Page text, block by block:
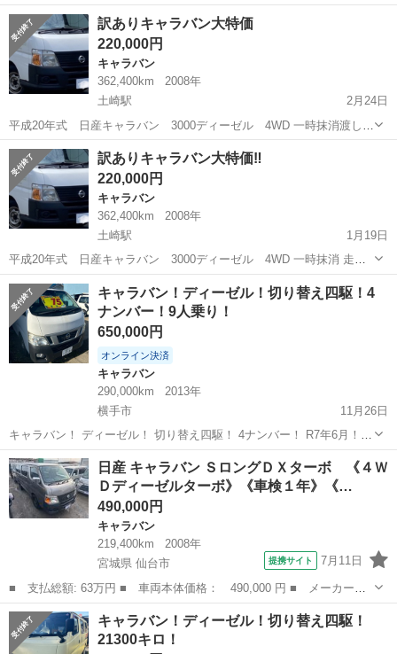
名： 日産 ■ 車種名： キャラバン ■ グレード名： ロングＤ
Ｘ 《４ＷＤディーゼル》《車検１年》６人乗り／片側スライドドア
／キーレスエントリ...
宮城 仙台市 キャラバン
訳ありキャラバン大特価
220,000円
キャラバン
362,400km
2008年
土崎駅
2月24日
平成20年式 日産キャラバン 3000ディーゼル 4WD 一時抹消渡し
A/C作動しません ラジオ作動しません なので特価にてお譲りします。
東北、新潟県は格安自走陸送対応します。 現車確認可能です。 購入決
定後の...
秋田 秋田市 土崎駅 キャラバン 特価
訳ありキャラバン大特価‼︎
220,000円
キャラバン
362,400km
2008年
土崎駅
1月19日
平成20年式 日産キャラバン 3000ディーゼル 4WD 一時抹消 走行
350,000 A/C作動しません ラジオ作動しません なので特価にてお譲り
します。 東北、新潟県は格安自走陸送対応します。 現車確認可能で
す...
秋田 秋田市 キャラバン 特価
キャラバン！ディーゼル！切り替え四駆！4
ナンバー！9人乗り！
650,000円
オンライン決済
キャラバン
290,000km
2013年
横手市
11月26日
キャラバン！ ディーゼル！ 切り替え四駆！ 4ナンバー！ R7年6月！
29万キロ！ 車検取り立て！ 12ヶ月点検済み！ 内外装傷あります。 テ
キパキ走りますが、過走行の為、現状販売でお願い致します。
秋田 横手市 キャラバン ディーゼル
日産 キャラバン ＳロングＤＸターボ 《４Ｗ
Ｄディーゼルターボ》《車検１年》《…
490,000円
キャラバン
219,400km
2008年
宮城県 仙台市
提携サイト 7月11日
■ 支払総額: 63万円 ■ 車両本体価格： 490,000 円 ■ メーカー
名： 日産 ■ 車種名： キャラバン ■ グレード名： ＳロングＤ
Ｘターボ 《４ＷＤディーゼルターボ》《車検１年》《ＳＤナビＴＶ
ワンセグ》両側ス...
宮城 仙台市
キャラバン！ディーゼル！切り替え四駆！
21300キロ！